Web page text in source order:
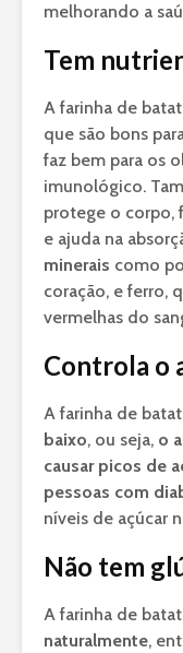
melhorando a
Tem
A farinha de
que são bons
faz bem para os
imunológico.
protege o corpo,
e ajuda na
minerais como
coração, e ferro,
vermelhas do
Controla o
A farinha de
baixo, ou seja, o
causar picos de
pessoas com
níveis de açúcar
Não tem
A farinha de
naturalmente,